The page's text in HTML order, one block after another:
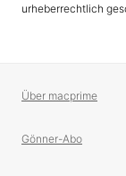
urheberrechtlich
Über macprime
Gönner-Abo